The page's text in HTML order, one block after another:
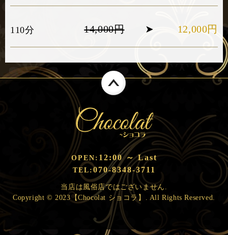
110分 14,000円 ➤ 12,000円
OPEN: 12:00 ～ Last
TEL: 070-8348-3711
当店は風俗店ではございません.
Copyright © 2023【Chocolat ショコラ】. All Rights Reserved.